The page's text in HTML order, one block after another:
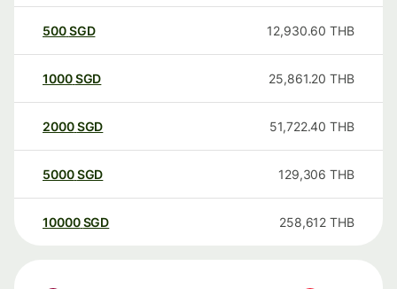
500SGD 12,930.60 THB
1000SGD 25,861.20 THB
2000SGD 51,722.40 THB
5000SGD 129,306 THB
10000 SGD 258,612 THB